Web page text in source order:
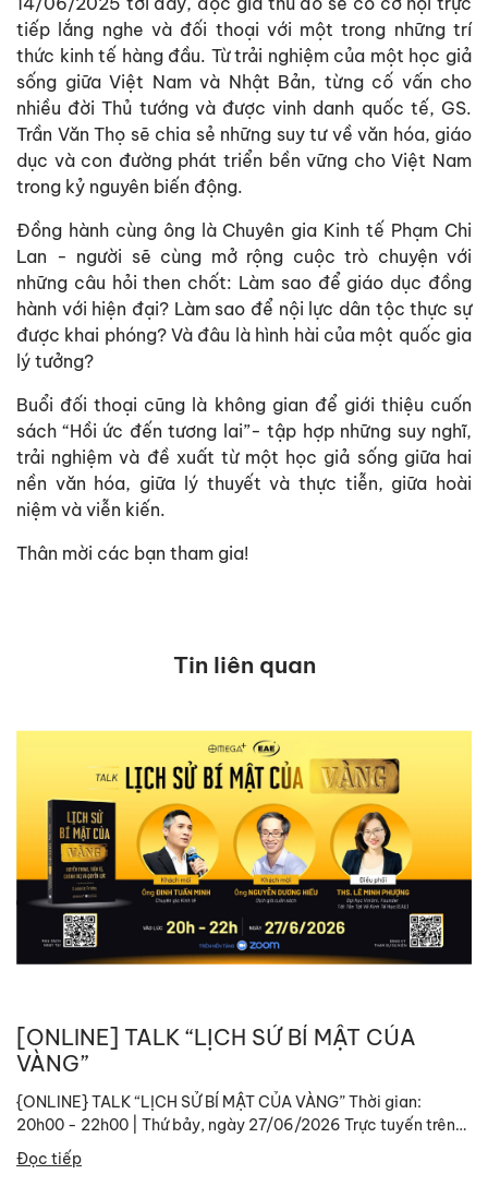
tiếp lắng nghe và đối thoại với một trong những trí
thức kinh tế hàng đầu. Từ trải nghiệm của một học giả
sống giữa Việt Nam và Nhật Bản, từng cố vấn cho
nhiều đời Thủ tướng và được vinh danh quốc tế, GS.
Trần Văn Thọ sẽ chia sẻ những suy tư về văn hóa, giáo
dục và con đường phát triển bền vững cho Việt Nam
trong kỷ nguyên biến động.
Đồng hành cùng ông là Chuyên gia Kinh tế Phạm Chi
Lan - người sẽ cùng mở rộng cuộc trò chuyện với
những câu hỏi then chốt: Làm sao để giáo dục đồng
hành với hiện đại? Làm sao để nội lực dân tộc thực sự
được khai phóng? Và đâu là hình hài của một quốc gia
lý tưởng?
Buổi đối thoại cũng là không gian để giới thiệu cuốn
sách “Hồi ức đến tương lai”- tập hợp những suy nghĩ,
trải nghiệm và đề xuất từ một học giả sống giữa hai
nền văn hóa, giữa lý thuyết và thực tiễn, giữa hoài
niệm và viễn kiến.
Thân mời các bạn tham gia!
Tin liên quan
[ONLINE] TALK “LỊCH SỬ BÍ MẬT CỦA
VÀNG”
{ONLINE} TALK “LỊCH SỬ BÍ MẬT CỦA VÀNG” Thời gian:
20h00 - 22h00 | Thứ bảy, ngày 27/06/2026 Trực tuyến trên
nền tảng Zoom Link tham gia:
https://zoom.us/j/96375018556?
Đọc tiếp